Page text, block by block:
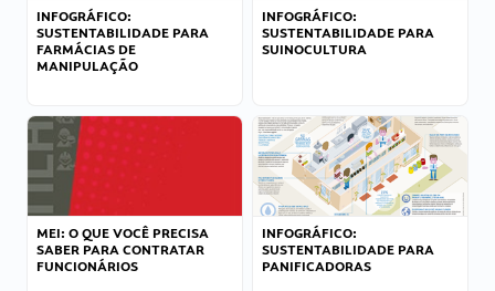
INFOGRÁFICO:
SUSTENTABILIDADE PARA
FARMÁCIAS DE
MANIPULAÇÃO
INFOGRÁFICO:
SUSTENTABILIDADE PARA
SUINOCULTURA
MEI: O QUE VOCÊ PRECISA
SABER PARA CONTRATAR
FUNCIONÁRIOS
INFOGRÁFICO:
SUSTENTABILIDADE PARA
PANIFICADORAS